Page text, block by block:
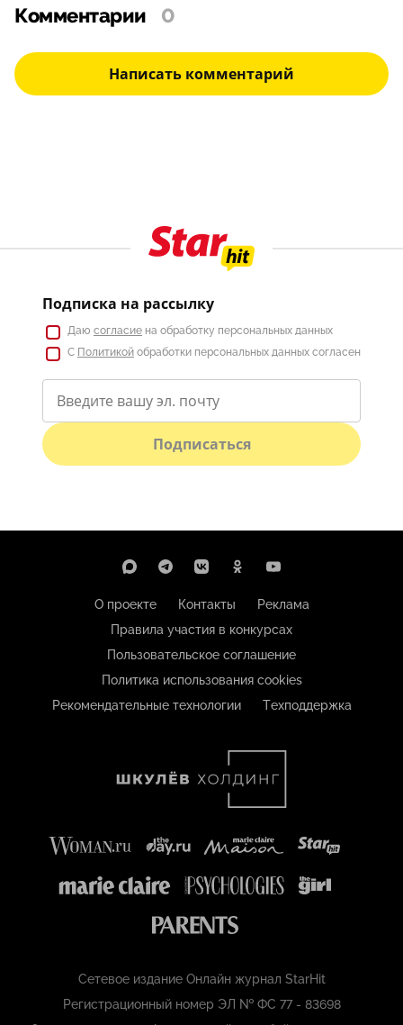
Комментарии 0
Написать комментарий
Подписка на рассылку
Даю согласие на обработку персональных данных
С Политикой обработки персональных данных согласен
Подписаться
О проекте Контакты
Реклама
Правила участия в конкурсах
Пользовательское соглашение
Политика использования cookies
Рекомендательные технологии
Техподдержка
Сетевое издание Онлайн журнал StarHit
Регистрационный номер ЭЛ № ФС 77 - 83698